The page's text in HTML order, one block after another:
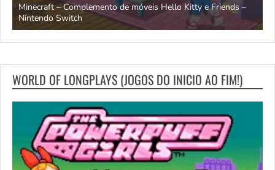
Minecraft – Complemento de móveis Hello Kitty e Friends –
Nintendo Switch
WORLD OF LONGPLAYS (JOGOS DO INICIO AO FIM!)